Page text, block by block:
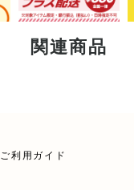
関連商品
ご利用ガイド